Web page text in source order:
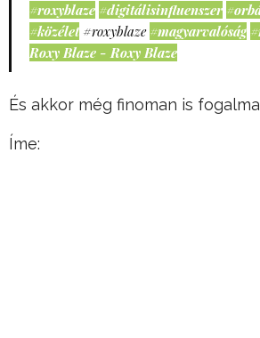
#roxyblaze #digitálisinfluenszer
#közélet #roxyblaze #magyarvalóság
Roxy Blaze - Roxy Blaze
És akkor még finoman is
Íme: